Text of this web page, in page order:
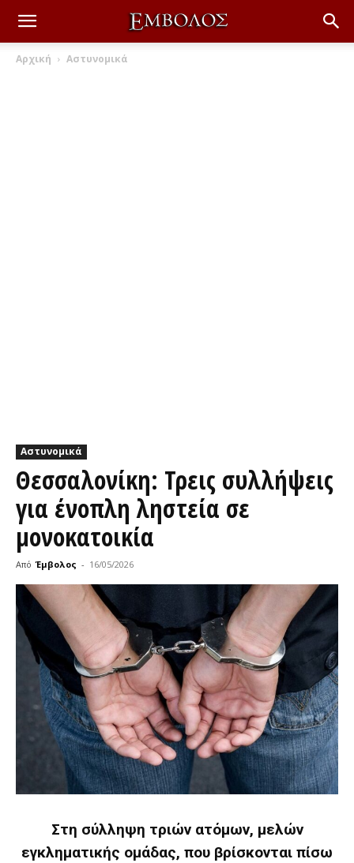
Αρχική Αστυνομικά
Αστυνομικά
Θεσσαλονίκη: Τρεις συλλήψεις
για ένοπλη ληστεία σε
μονοκατοικία
Από Έμβολος - 16/05/2026
Στη σύλληψη τριών ατόμων, μελών
εγκληματικής ομάδας, που βρίσκονται πίσω